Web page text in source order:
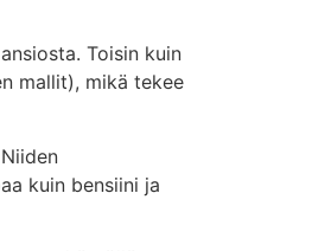
Toisin kuin
mallit), mikä tekee
kuin bensiini ja